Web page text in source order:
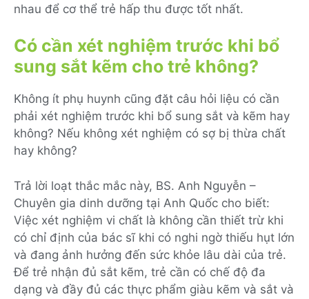
nhau để cơ thể trẻ hấp thu được tốt nhất.
Có cần xét nghiệm trước khi bổ
sung sắt kẽm cho trẻ không?
Không ít phụ huynh cũng đặt câu hỏi liệu có cần
phải xét nghiệm trước khi bổ sung sắt và kẽm hay
không? Nếu không xét nghiệm có sợ bị thừa chất
hay không?
Trả lời loạt thắc mắc này, BS. Anh Nguyễn –
Chuyên gia dinh dưỡng tại Anh Quốc cho biết:
Việc xét nghiệm vi chất là không cần thiết trừ khi
có chỉ định của bác sĩ khi có nghi ngờ thiếu hụt lớn
và đang ảnh hưởng đến sức khỏe lâu dài của trẻ.
Để trẻ nhận đủ sắt kẽm, trẻ cần có chế độ đa
dạng và đầy đủ các thực phẩm giàu kẽm và sắt và